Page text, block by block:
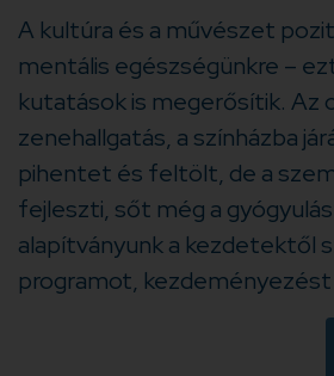
A kultúra és a művészet
mentális egészségünkre –
kutatások is megerősítik. Az
zenehallgatás, a színházba
pihentet és feltölt, de a
fejleszti, sőt még a
alapítványunk a kezdetektől
programot,